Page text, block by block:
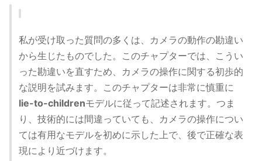
私が受け取った質問の多くは、カメラの動作の勘違い
から生じたものでした。このチャプターでは、こうい
った勘違いを直すため、カメラの操作に関する初歩的
な説明を試みます。このチャプターは非常に慎重に
lie-to-childrenモデルに従って記述されます。つま
り、技術的には間違っていても、カメラの操作につい
ては有用なモデルを初めに示した上で、後で正確な表
現により近づけます。